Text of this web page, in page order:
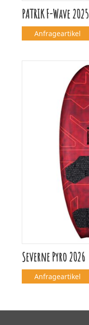
PATRIK F-Wave 2025
Anfrageartikel
Severne Pyro 2026
Anfrageartikel